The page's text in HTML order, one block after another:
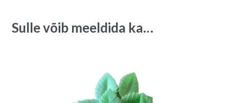
Sulle võib meeldida ka…